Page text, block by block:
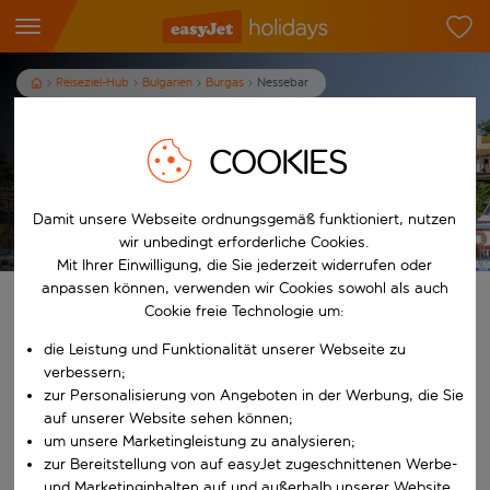
Reiseziel-Hub Bulgarien Burgas Nessebar
Urlaub in Nessebar
Finde deinen perfekten Urlaub
Beginne mit der Eingabe für die automatische
Nach
COOKIES
Damit unsere Webseite ordnungsgemäß funktioniert, nutzen
wir unbedingt erforderliche Cookies.
Mit Ihrer Einwilligung, die Sie jederzeit widerrufen oder
anpassen können, verwenden wir Cookies sowohl als auch
Cookie freie Technologie um:
die Leistung und Funktionalität unserer Webseite zu
verbessern;
zur Personalisierung von Angeboten in der Werbung, die Sie
auf unserer Website sehen können;
um unsere Marketingleistung zu analysieren;
zur Bereitstellung von auf easyJet zugeschnittenen Werbe-